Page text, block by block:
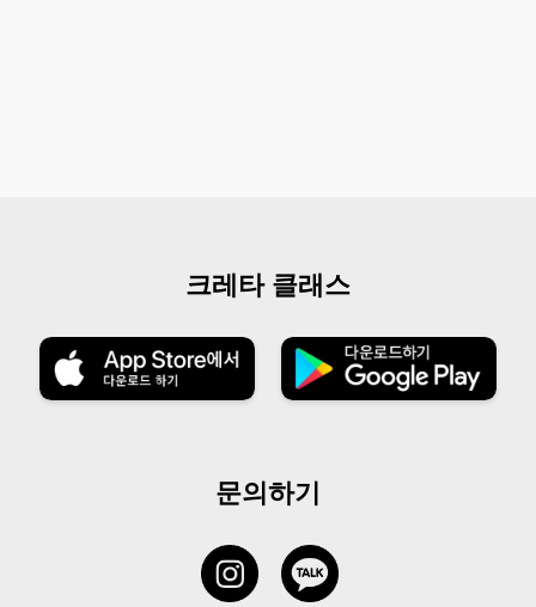
크레타 클래스
문의하기